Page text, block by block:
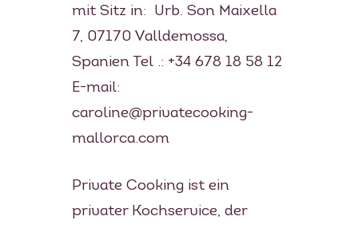
mit Sitz in: Urb. Son Maixella
7, 07170 Valldemossa,
Spanien Tel .: +34 678 18 58 12
E-mail:
caroline@privatecooking-
mallorca.com
Private Cooking ist ein
privater Kochservice, der